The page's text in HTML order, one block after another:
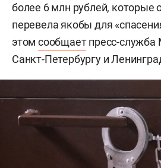
более 6 млн рублей, которые
перевела якобы для
этом сообщаетпресс-служба
Санкт-Петербургу и